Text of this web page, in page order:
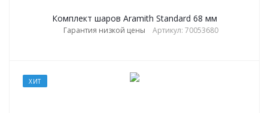
Комплект шаров Aramith Standard 68 мм
Гарантия низкой цены Артикул: 70053680
ХИТ